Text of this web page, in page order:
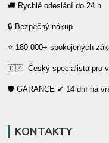
🚚 Rychlé odeslání do 24 h
🔒 Bezpečný nákup
⭐ 180 000+ spokojených
🇨🇿 Český specialista pro
🛡️ GARANCE ✔ 14 dní na
KONTAKTY